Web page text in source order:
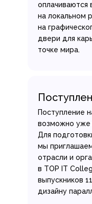
оплачиваются
на локальном
на
двери для
точке мира.
Поступление
возможно уже
Для
мы
отрасли и
в TOP IT
выпускников
дизайну